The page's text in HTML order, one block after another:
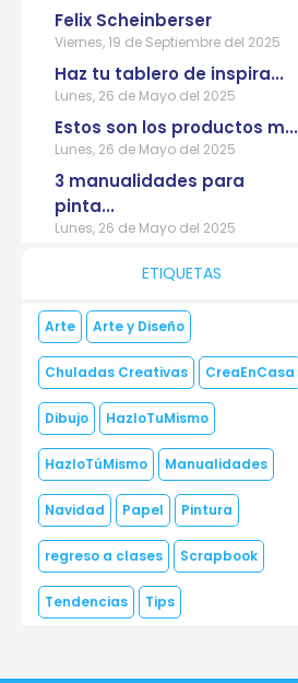
Felix Scheinberser
Viernes, 19 de Septiembre del 2025
Haz tu tablero de inspira...
Lunes, 26 de Mayo del 2025
Estos son los productos m...
Lunes, 26 de Mayo del 2025
3 manualidades para
pinta...
Lunes, 26 de Mayo del 2025
ETIQUETAS
Arte Arte y Diseño
Chuladas Creativas CreaEnCasa
Dibujo HazloTuMismo
HazloTúMismo Manualidades
Navidad Papel Pintura
regreso a clases Scrapbook
Tendencias Tips